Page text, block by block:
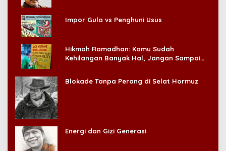
Impor Gula vs Penghuni Usus
Hikmah Ramadhan: Kamu Sudah
Kehilangan Banyak Hal, Jangan Sampai
Blokade Tanpa Perang di Selat Hormuz
Energi dan Gizi Generasi